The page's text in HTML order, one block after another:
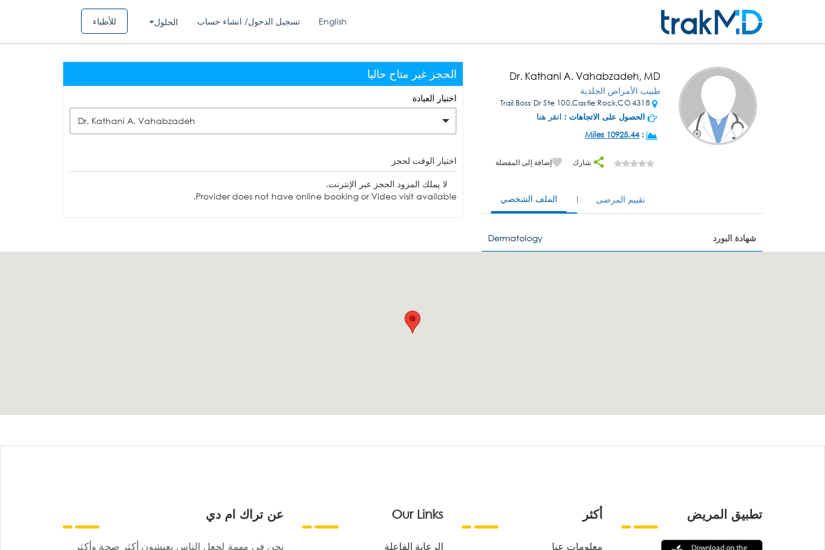
للأطباء الحلول تسجيل الدخول/ انشاء حساب English
Dr. Kathani A. Vahabzadeh, MD
طبيب الأمراض الجلدية
4318 Trail Boss Dr Ste 100,Castle Rock,CO
الحصول على الاتجاهات : انقر هنا
:
10925.44 Miles
شارك إضافة إلى المفضلة
الملف الشخصي تقييم المرضى
شهادة البورد Dermatology
الحجز غير متاح حاليا
اختيار العيادة
Dr. Kathani A. Vahabzadeh
اختيار الوقت لحجز
لا يملك المزود الحجز عبر الإنترنت.
Provider does not have online booking or Video visit available.
عن تراك ام دي
نحن في مهمة لجعل الناس يعيشون أكثر صحة وأكثر
Our Links
الرعاية الفاعلة
أكثر
معلومات عنا
تطبيق المريض